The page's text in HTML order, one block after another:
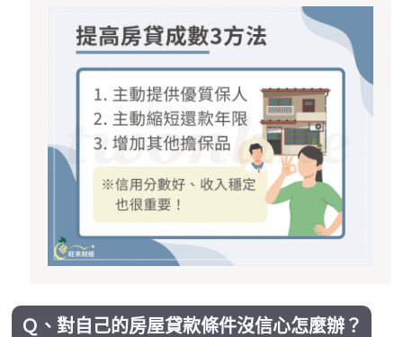
Ｑ、對自己的房屋貸款條件沒信心怎麼辦？